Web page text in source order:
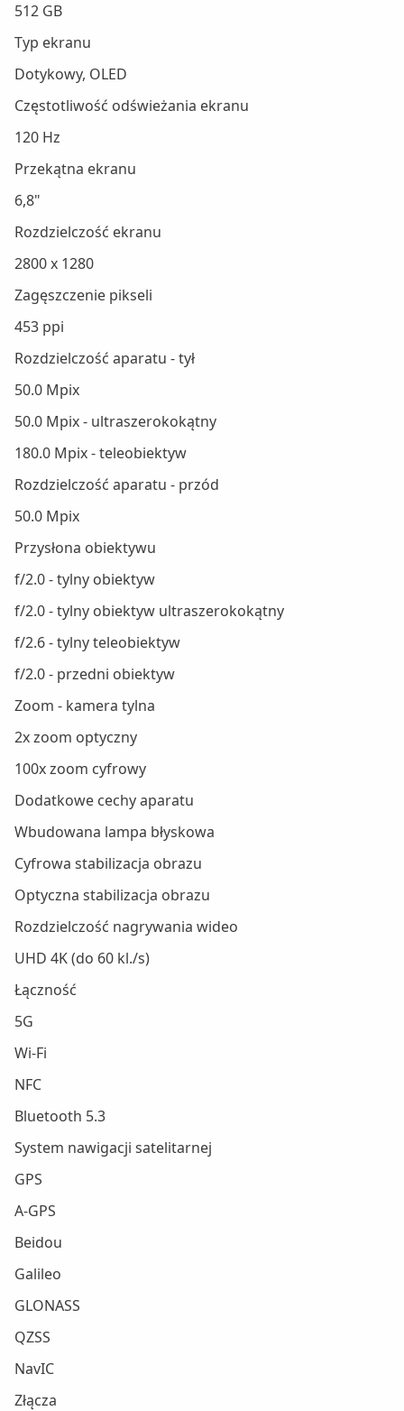
512 GB
Typ ekranu
Dotykowy, OLED
Częstotliwość odświeżania ekranu
120 Hz
Przekątna ekranu
6,8"
Rozdzielczość ekranu
2800 x 1280
Zagęszczenie pikseli
453 ppi
Rozdzielczość aparatu - tył
50.0 Mpix
50.0 Mpix - ultraszerokokątny
180.0 Mpix - teleobiektyw
Rozdzielczość aparatu - przód
50.0 Mpix
Przysłona obiektywu
f/2.0 - tylny obiektyw
f/2.0 - tylny obiektyw ultraszerokokątny
f/2.6 - tylny teleobiektyw
f/2.0 - przedni obiektyw
Zoom - kamera tylna
2x zoom optyczny
100x zoom cyfrowy
Dodatkowe cechy aparatu
Wbudowana lampa błyskowa
Cyfrowa stabilizacja obrazu
Optyczna stabilizacja obrazu
Rozdzielczość nagrywania wideo
UHD 4K (do 60 kl./s)
Łączność
5G
Wi-Fi
NFC
Bluetooth 5.3
System nawigacji satelitarnej
GPS
A-GPS
Beidou
Galileo
GLONASS
QZSS
NavIC
Złącza